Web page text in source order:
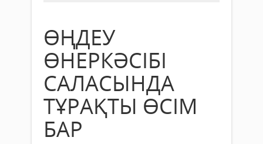
ӨҢДЕУ
ӨНЕРКӘСІБІ
САЛАСЫНДА
ТҰРАҚТЫ ӨСІМ
БАР